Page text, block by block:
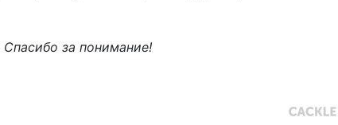
Спасибо за понимание!